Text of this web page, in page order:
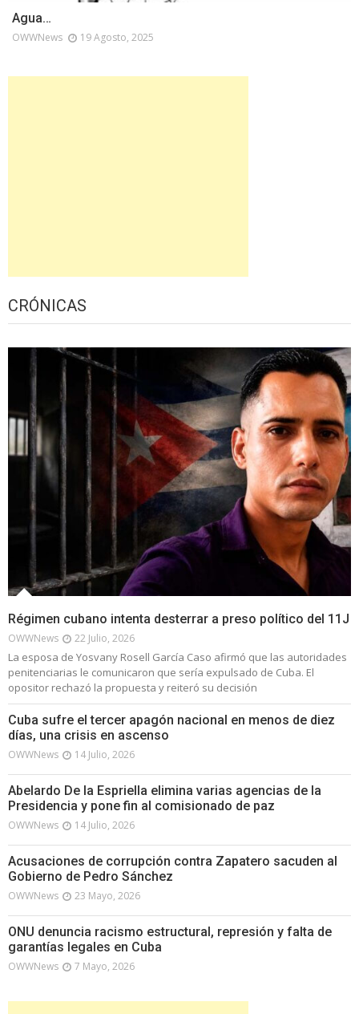
Agua…
OWWNews 19 Agosto, 2025
CRÓNICAS
Régimen cubano intenta desterrar a preso político del 11J
OWWNews 22 Julio, 2026
La esposa de Yosvany Rosell García Caso afirmó que las autoridades
penitenciarias le comunicaron que sería expulsado de Cuba. El
opositor rechazó la propuesta y reiteró su decisión
Cuba sufre el tercer apagón nacional en menos de diez
días, una crisis en ascenso
OWWNews 14 Julio, 2026
Abelardo De la Espriella elimina varias agencias de la
Presidencia y pone fin al comisionado de paz
OWWNews 14 Julio, 2026
Acusaciones de corrupción contra Zapatero sacuden al
Gobierno de Pedro Sánchez
OWWNews 23 Mayo, 2026
ONU denuncia racismo estructural, represión y falta de
garantías legales en Cuba
OWWNews 7 Mayo, 2026